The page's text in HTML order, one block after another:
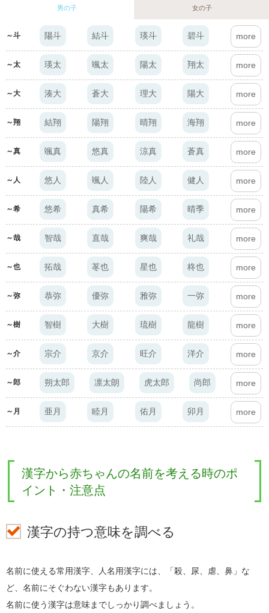
真 鈴 悠
男の子 女の子
～斗 陽斗 結斗 瑛斗 碧斗 more
～太 瑛太 颯太 陽太 翔太 more
～大 湊大 蒼大 理大 陽大 more
～翔 結翔 陽翔 晴翔 海翔 more
～真 颯真 悠真 涼真 蒼真 more
～人 悠人 颯人 陸人 健人 more
～希 悠希 真希 陽希 晴季 more
～哉 智哉 直哉 爽哉 礼哉 more
～也 拓哉 苳也 星也 柊也 more
～弥 恭弥 優弥 雅弥 一弥 more
～樹 智樹 大樹 琉樹 龍樹 more
～介 宗介 京介 旺介 洋介 more
～郎 朔太郎 凛太朗 虎太郎 尚郎 more
～月 亜月 睦月 佑月 卯月 more
香梨奈 栞奈 茉莉奈 咲奈
more
結月 美月 菜月
咲希 柚希 充希
漢字から赤ちゃんの名前を考える時のポ
イント・注意点
漢字の持つ意味を調べる
名前に使える常用漢字、人名用漢字には、「殺、尿、虐、鼻」な
ど、名前にそぐわない漢字もあります。
名前に使う漢字は意味までしっかり調べましょう。